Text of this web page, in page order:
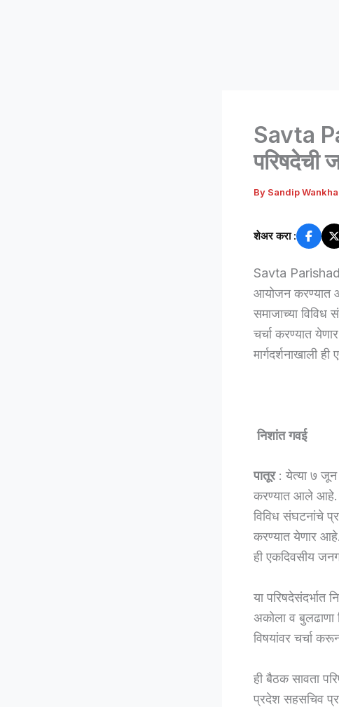
Savta
परिषदेची
By Sandip
शेअर करा :
Savta Parishad
आयोजन करण्यात
समाजाच्या
चर्चा करण्यात
मार्गदर्शनाखाली
निशांत गवई
पातूर: येत्या ७ जून
करण्यात आले आहे.
विविध संघटनांचे
करण्यात येणार आहे.
ही एकदिवसीय
या परिषदेसंदर्भात
अकोला व बुलढाणा
विषयांवर चर्चा
ही बैठक सावता
प्रदेश सहसचिव